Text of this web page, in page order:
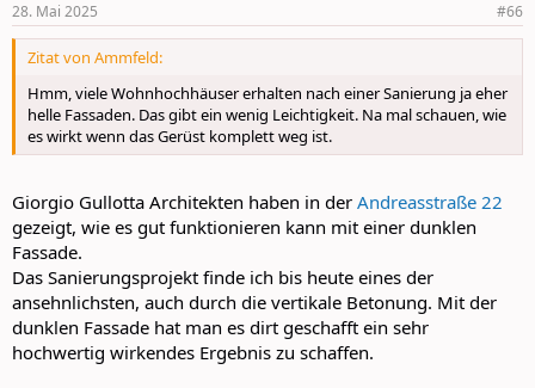
28. Mai 2025 #66
Zitat von Ammfeld:
Hmm, viele Wohnhochhäuser erhalten nach einer Sanierung ja eher
helle Fassaden. Das gibt ein wenig Leichtigkeit. Na mal schauen, wie
es wirkt wenn das Gerüst komplett weg ist.
Giorgio Gullotta Architekten haben in der Andreasstraße 22
gezeigt, wie es gut funktionieren kann mit einer dunklen
Fassade.
Das Sanierungsprojekt finde ich bis heute eines der
ansehnlichsten, auch durch die vertikale Betonung. Mit der
dunklen Fassade hat man es dirt geschafft ein sehr
hochwertig wirkendes Ergebnis zu schaffen.